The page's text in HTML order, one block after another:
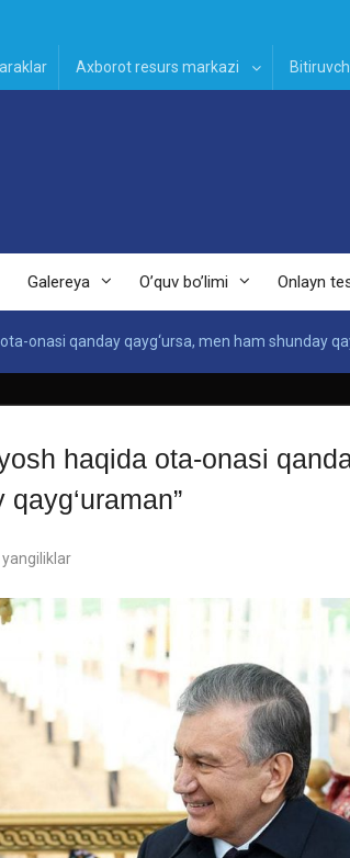
Axborot resurs markazi
Galereya O’quv bo’limi Onlayn
onasi qanday qayg‘ursa, men ham shunday
haqida ota-onasi